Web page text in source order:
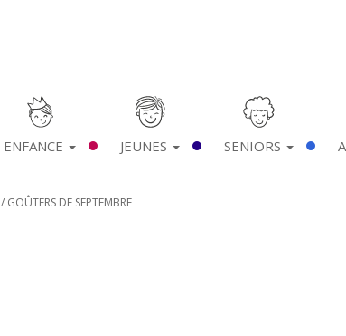
ENFANCE JEUNES SENIORS
/ GOÛTERS DE SEPTEMBRE